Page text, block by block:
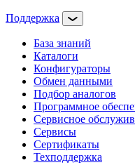
Поддержка
База знаний
Каталоги
Конфигураторы
Обмен данными
Подбор аналогов
Программное
Сервисное
Сервисы
Сертификаты
Техподдержка